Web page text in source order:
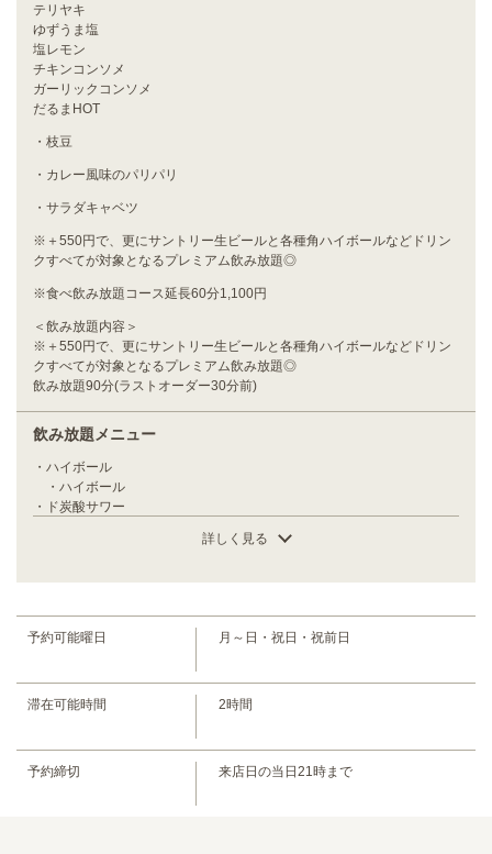
テリヤキ
ゆずうま塩
塩レモン
チキンコンソメ
ガーリックコンソメ
だるまHOT
・枝豆
・カレー風味のパリパリ
・サラダキャベツ
※＋550円で、更にサントリー生ビールと各種角ハイボールなどドリン
クすべてが対象となるプレミアム飲み放題◎
※食べ飲み放題コース延長60分1,100円
＜飲み放題内容＞
※＋550円で、更にサントリー生ビールと各種角ハイボールなどドリン
クすべてが対象となるプレミアム飲み放題◎
飲み放題90分(ラストオーダー30分前)
飲み放題メニュー
・ハイボール
・ハイボール
・ド炭酸サワー
ずサワー/巨峰サワー/シークワーサーサワー/バイスサワー/男梅サワー/ガ
んずカルピスサワー/パインカルピスサワー/ウーロンハイ/緑茶ハイ/★メ
・カシスソーダ/カシスオレンジ/カシスパイン/カシスウーロン/ピーチ
クリュードライバー/キティ(赤ワイン＋ジンジャー)/オペレーター(白ワ
イン＋ジンジャー)/クロサメ(日本酒＋コーラ)/ジャポネール(日本酒＋ジ
・梅酒/杏酒/★メガサイズ容量2倍
・強炭酸！赤玉パンチ/★メガ赤玉パンチ容量2倍/赤玉コーラ/赤玉ジン
詳しく見る
予約可能曜日 月～日・祝日・祝前日
滞在可能時間 2時間
予約締切 来店日の当日21時まで
【120分食べ飲み放題】手羽先コース◆食べ放題コースで
料理を堪能！ | 【大衆酒場】 手羽だるま旗の台店
東京都品川区旗の台３丁目11-11サワノビル １階
https://tebadaruma-hatanodai.owst.jp/courses/180027086
お店情報をコピー
閉じる